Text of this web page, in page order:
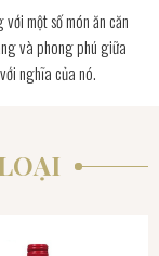
một số món ăn căn
và phong phú giữa
nghĩa của nó.